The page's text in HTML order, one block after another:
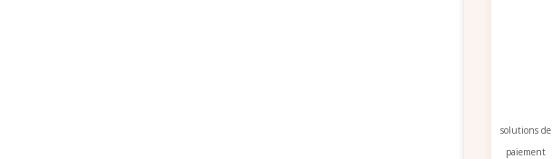
solutions de
paiement